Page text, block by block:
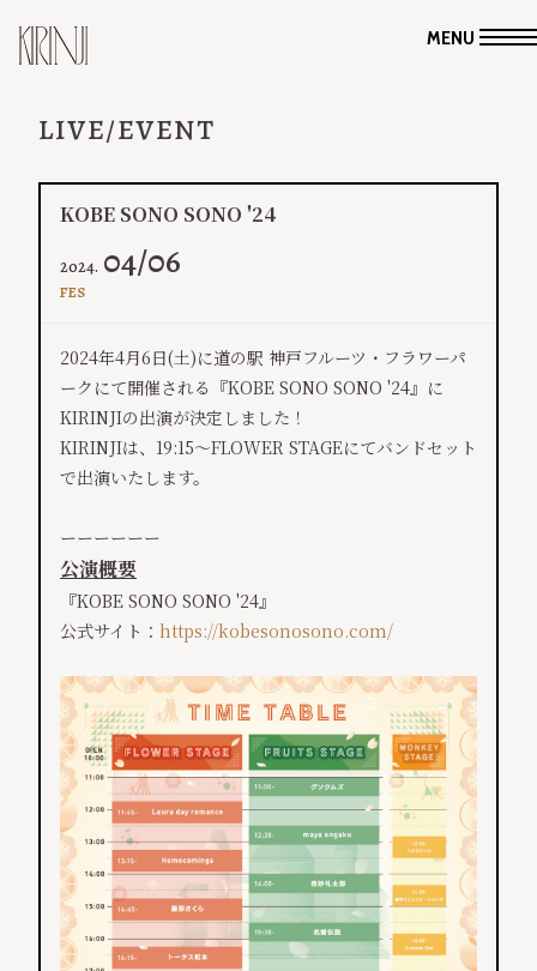
MENU
LIVE/EVENT
KOBE SONO SONO '24
2024. 04/06
FES
2024年4月6日(土)に道の駅 神戸フルーツ・フラワーパ
ークにて開催される『KOBE SONO SONO '24』に
KIRINJIの出演が決定しました！
KIRINJIは、19:15～FLOWER STAGEにてバンドセット
で出演いたします。
ーーーーーー
公演概要
『KOBE SONO SONO '24』
公式サイト： https://kobesonosono.com/